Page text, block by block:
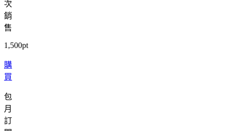
次
銷
售
1,500pt
購
買
包
月
訂